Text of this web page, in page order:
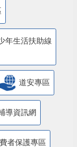
年生活扶助線
道安專區
導資訊網
者保護專區